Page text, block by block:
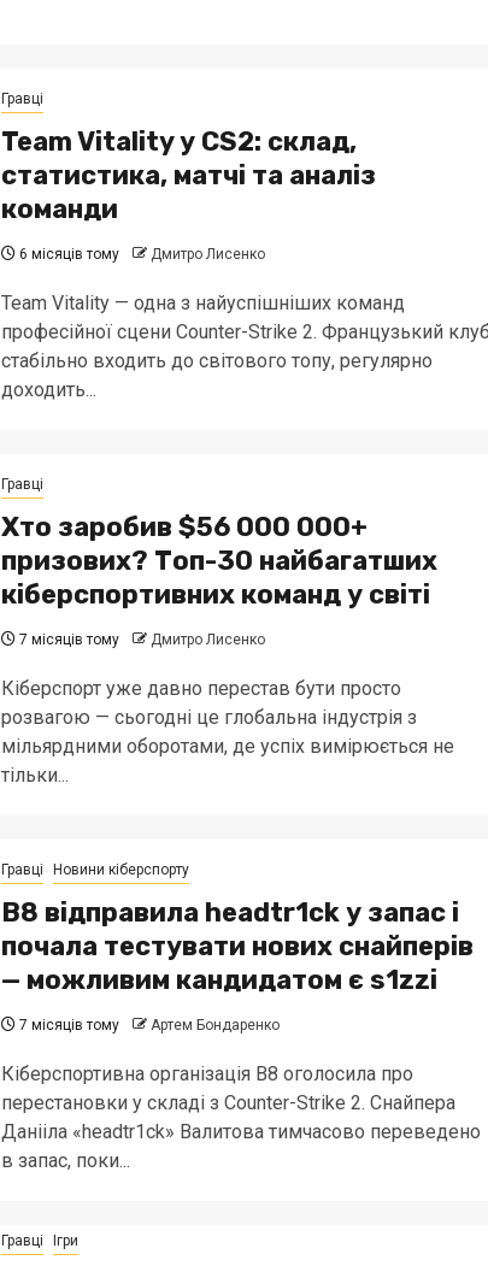
Гравці
Team Vitality у CS2: склад,
статистика, матчі та аналіз
команди
6 місяців тому Дмитро Лисенко
Team Vitality — одна з найуспішніших команд
професійної сцени Counter-Strike 2. Французький
стабільно входить до світового топу, регулярно
доходить...
Гравці
Хто заробив $56 000 000+
призових? Топ-30 найбагатших
кіберспортивних команд у світі
7 місяців тому Дмитро Лисенко
Кіберспорт уже давно перестав бути просто
розвагою — сьогодні це глобальна індустрія з
мільярдними оборотами, де успіх вимірюється не
тільки...
Гравці Новини кіберспорту
B8 відправила headtr1ck у запас і
почала тестувати нових снайперів
— можливим кандидатом є s1zzi
7 місяців тому Артем Бондаренко
Кіберспортивна організація B8 оголосила про
перестановки у складі з Counter-Strike 2. Снайпера
Данііла «headtr1ck» Валитова тимчасово переведено
в запас, поки...
Гравці Ігри